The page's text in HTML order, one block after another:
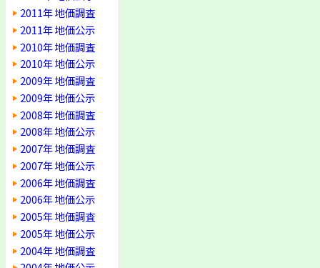
2011年 地価調査
2011年 地価公示
2010年 地価調査
2010年 地価公示
2009年 地価調査
2009年 地価公示
2008年 地価調査
2008年 地価公示
2007年 地価調査
2007年 地価公示
2006年 地価調査
2006年 地価公示
2005年 地価調査
2005年 地価公示
2004年 地価調査